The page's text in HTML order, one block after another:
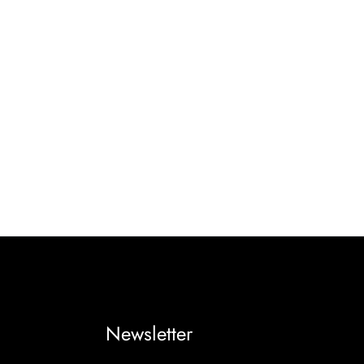
Newsletter